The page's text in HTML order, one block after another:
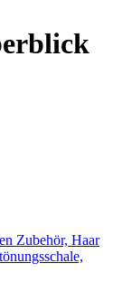
Zubehör, Haar